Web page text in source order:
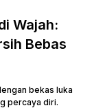
Wajah:
Bebas
bekas luka
percaya diri.